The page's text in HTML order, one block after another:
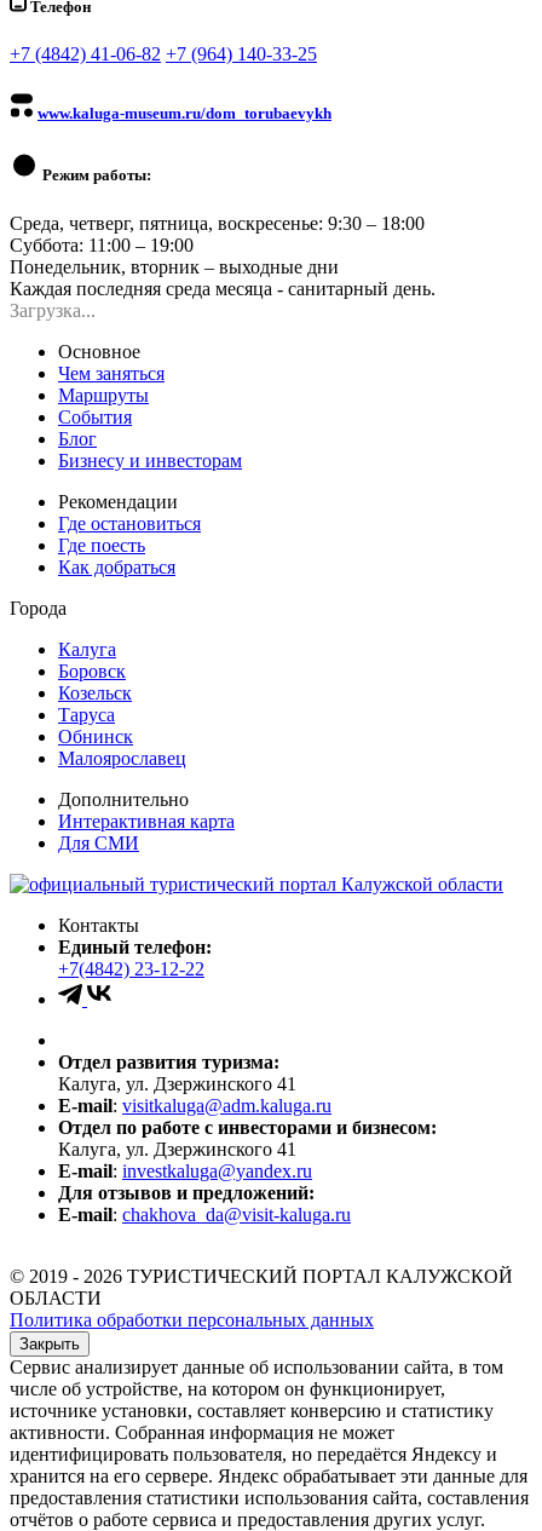
Телефон
+7 (4842) 41-06-82 +7 (964) 140-33-25
www.kaluga-museum.ru/dom_torubaevykh
Режим работы:
Среда, четверг, пятница, воскресенье: 9:30 – 18:00
Суббота: 11:00 – 19:00
Понедельник, вторник – выходные дни
Каждая последняя среда месяца - санитарный день.
Загрузка...
Основное
Чем заняться
Маршруты
События
Блог
Бизнесу и инвесторам
Рекомендации
Где остановиться
Где поесть
Как добраться
Города
Калуга
Боровск
Козельск
Таруса
Обнинск
Малоярославец
Дополнительно
Интерактивная карта
Для СМИ
Контакты
Единый телефон:
+7(4842) 23-12-22
Отдел развития туризма:
Калуга, ул. Дзержинского 41
E-mail: visitkaluga@adm.kaluga.ru
Отдел по работе с инвесторами и бизнесом:
Калуга, ул. Дзержинского 41
E-mail: investkaluga@yandex.ru
Для отзывов и предложений:
E-mail: chakhova_da@visit-kaluga.ru
© 2019 - 2026 ТУРИСТИЧЕСКИЙ ПОРТАЛ КАЛУЖСКОЙ
ОБЛАСТИ
Политика обработки персональных данных
Закрыть
Сервис анализирует данные об использовании сайта, в том
числе об устройстве, на котором он функционирует,
источнике установки, составляет конверсию и статистику
активности. Собранная информация не может
идентифицировать пользователя, но передаётся Яндексу и
хранится на его сервере. Яндекс обрабатывает эти данные для
предоставления статистики использования сайта, составления
отчётов о работе сервиса и предоставления других услуг.